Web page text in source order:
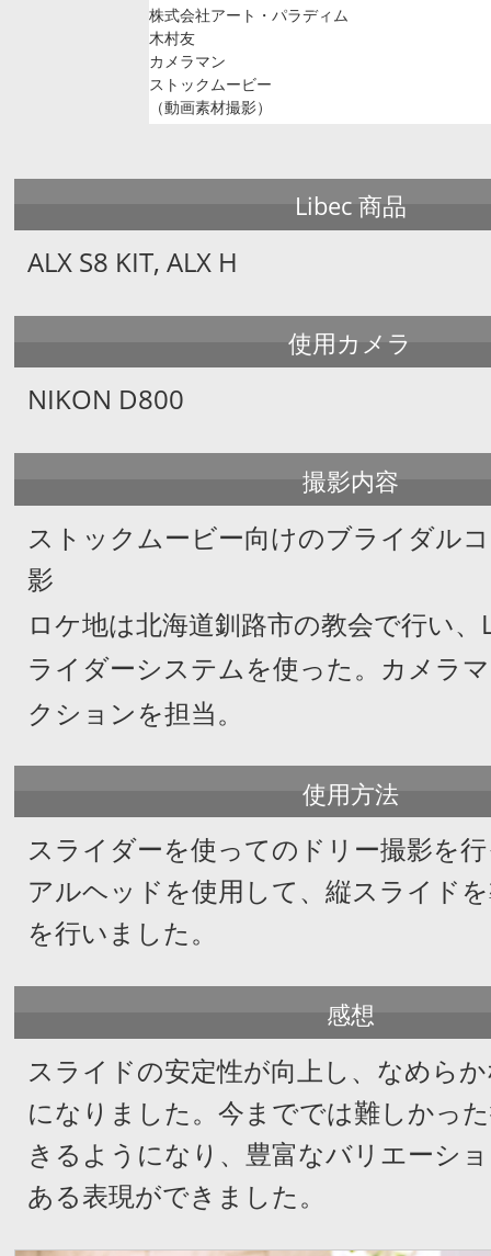
株式会社アート・パラディム
木村友
カメラマン
ストックムービー
（動画素材撮影）
Libec 商品
ALX S8 KIT, ALX H
使用カメラ
NIKON D800
撮影内容
ストックムービー向けのブライダル
影
ロケ地は北海道釧路市の教会で行い
ライダーシステムを使った。 カメラ
クションを担当。
使用方法
スライダーを使ってのドリー撮影を
アルヘッドを使用して、縦スライド
を行いました。
感想
スライドの安定性が向上し、なめら
になりました。今まででは難しかっ
きるようになり、豊富なバリエーシ
ある表現ができました。